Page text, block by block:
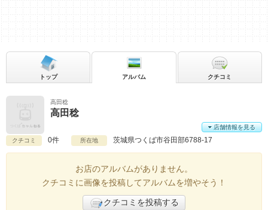
高田稔
高田稔
クチコミ 0件 所在地 茨城県つくば市谷田部6788-17
店舗情報を見る
トップ アルバム クチコミ
お店のアルバムがありません。
クチコミに画像を投稿してアルバムを増やそう！
クチコミを投稿する